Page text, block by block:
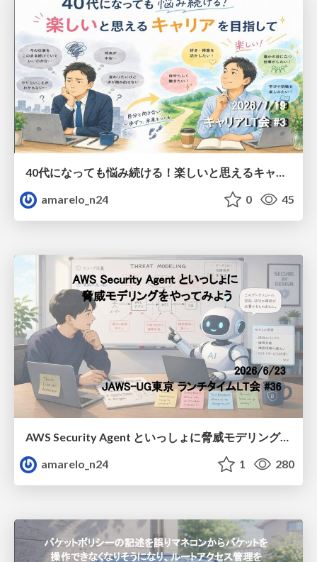
40代になっても悩み続ける！楽しいと思えるキャリアを目指して
amarelo_n24
0 45
AWS Security Agent といっしょに脅威モデリングをやってみよう
amarelo_n24
1 280